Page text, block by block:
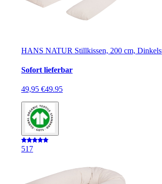
HANS NATUR Stillkissen, 200 cm,
Sofort lieferbar
49,95 €49.95
517